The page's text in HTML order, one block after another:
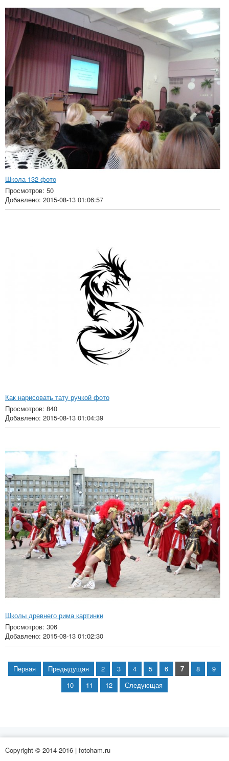
Школа 132 фото
Просмотров: 50
Добавлено: 2015-08-13 01:06:57
Как нарисовать тату ручкой фото
Просмотров: 840
Добавлено: 2015-08-13 01:04:39
Школы древнего рима картинки
Просмотров: 306
Добавлено: 2015-08-13 01:02:30
Первая Предыдущая 2 3 4 5 6 7 8
9
10
11 12 Следующая
Copyright © 2014-2016 | fotoham.ru